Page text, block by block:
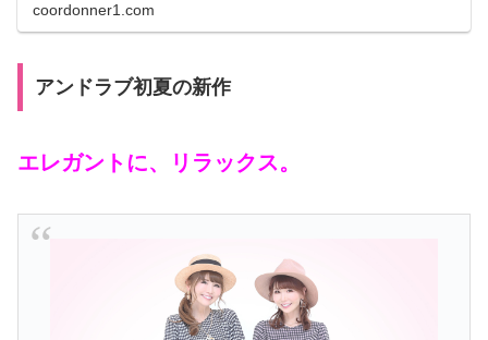
coordonner1.com
アンドラブ初夏の新作
エレガントに、リラックス。